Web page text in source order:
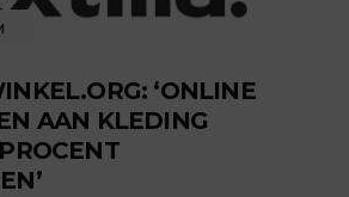
‘ONLINE
AAN KLEDING